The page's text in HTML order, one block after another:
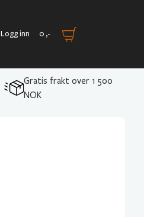
Logg inn 0 ,-
Gratis frakt over 1 500
NOK